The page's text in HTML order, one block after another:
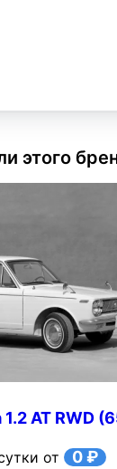
этого
AT RWD
от 0 ₽